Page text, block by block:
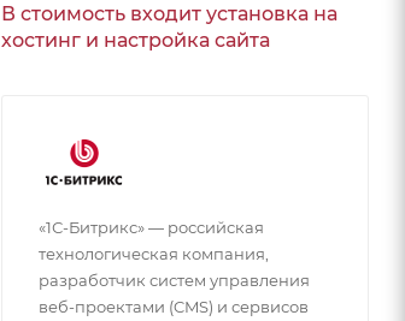
В стоимость входит установка на
хостинг и настройка сайта
«1С-Битрикс» — российская
технологическая компания,
разработчик систем управления
веб-проектами (CMS) и сервисов